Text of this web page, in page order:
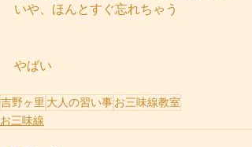
いや、ほんとすぐ忘れちゃう
やばい
吉野ヶ里 大人の習い事お三味線教室
お三味線